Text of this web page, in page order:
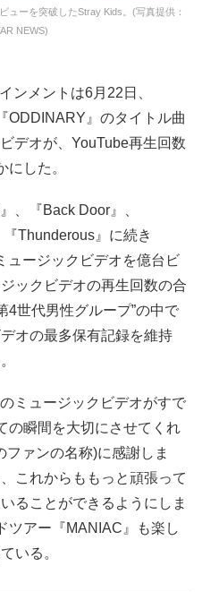
ューを突破したStray Kids。(写真提供：
NEWS)
ンメントは6月22日、
ODDINARY』のタイトル曲
デオが、YouTube再生回数
した。
、『Back Door』、
『Thunderous』に続き
ュージックビデオを億台ビ
ックビデオの再生回数の合
4世代男性グループ”の中で
オの最多保有記録を維持
ミュージックビデオがすで
の瞬間を大切にさせてくれ
ファンの名称)に感謝しま
これからももっと頑張って
ることができるようにしま
ツアー『MANIAC』も楽し
いる。